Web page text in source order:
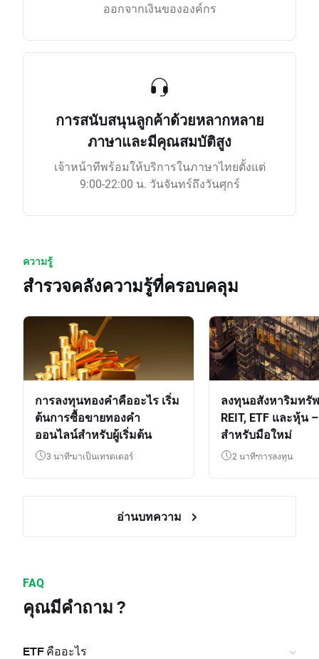
ออกจากเงินขององค์กร
การสนับสนุนลูกค้าด้วยหลากหลาย
ภาษาและมีคุณสมบัติสูง
เจ้าหน้าทีพร้อมให้บริการในภาษาไทยตั้งแต่
9:00-22:00 น. วันจันทร์ถึงวันศุกร์
ความรู้
สำรวจคลังความรู้ที่ครอบคลุม
การลงทุนทองคำคืออะไร เริ่ม
ต้นการซื้อขายทองคำ
ออนไลน์สำหรับผู้เริ่มต้น
3 นาที มาเป็นเทรดเดอร์
ลงทุนอสังหาริมทรั
REIT, ETF และหุ้น
สำหรับมือใหม่
2 นาที การลงทุน
อ่านบทความ
FAQ
คุณมีคำถาม ?
ETF คืออะไร